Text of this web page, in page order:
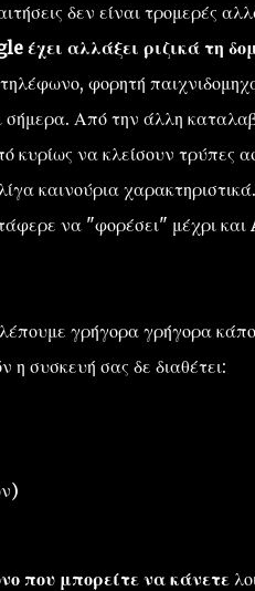
δεν είναι τρομερές
έχει αλλάξει ριζικά τη
φορητή
Από την άλλη
κυρίως να κλείσουν τρύπες
καινούρια χαρακτηριστικά.
να "φορέσει" μέχρι και
γρήγορα γρήγορα
συσκευή σας δε διαθέτει:
που μπορείτε να κάνετε